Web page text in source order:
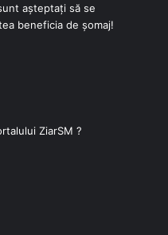
așteptați să se
beneficia de șomaj!
ZiarSM ?